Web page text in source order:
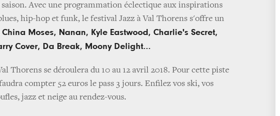
Avec une programmation éclectique aux inspirations
hip-hop et funk, le festival Jazz à Val Thorens s'offre un
China Moses, Nanan, Kyle Eastwood, Charlie's Secret,
Cover, Da Break, Moony Delight...
Thorens se déroulera du 10 au 12 avril 2018. Pour cette piste
compter 52 euros le pass 3 jours. Enfilez vos ski, vos
jazz et neige au rendez-vous.